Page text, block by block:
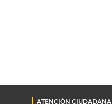
ATENCIÓN CIUDADANA